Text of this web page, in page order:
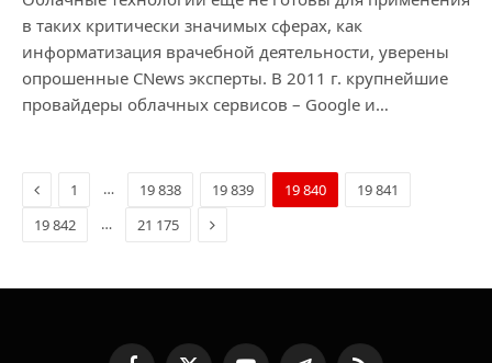
в таких критически значимых сферах, как
информатизация врачебной деятельности, уверены
опрошенные CNews эксперты. В 2011 г. крупнейшие
провайдеры облачных сервисов – Google и…
Previous
1 … 19 838 19 839 19 840
19 841
19 842
… 21 175 Next